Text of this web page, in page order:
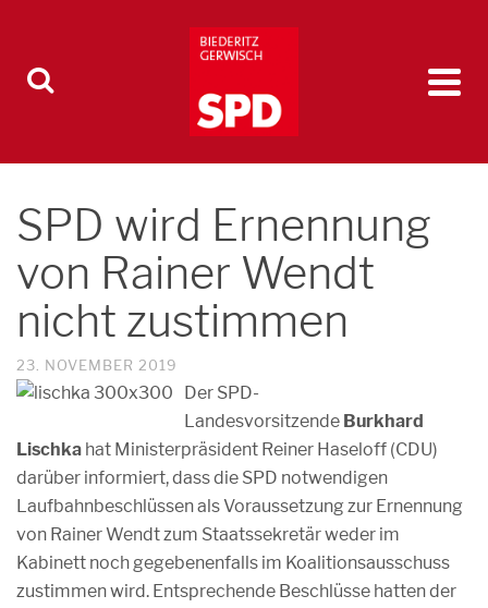
SPD wird Ernennung
von Rainer Wendt
nicht zustimmen
23. NOVEMBER 2019
Der SPD-
Landesvorsitzende Burkhard
Lischka hat Ministerpräsident Reiner Haseloff (CDU)
darüber informiert, dass die SPD notwendigen
Laufbahnbeschlüssen als Voraussetzung zur Ernennung
von Rainer Wendt zum Staatssekretär weder im
Kabinett noch gegebenenfalls im Koalitionsausschuss
zustimmen wird. Entsprechende Beschlüsse hatten der